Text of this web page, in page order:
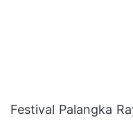
Festival Palangka